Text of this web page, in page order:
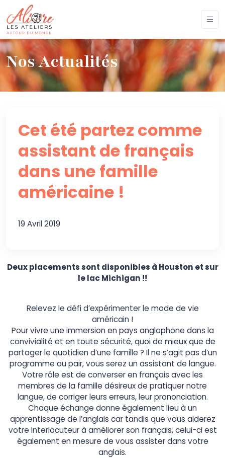
Nos Actualités
Cet été partez comme
assistant de français
dans une famille
américaine !
19 Avril 2019
Deux placements sont disponibles à Houston et sur
le lac Michigan !!
Relevez le défi d’expérimenter le mode de vie
américain !
Pour vivre une immersion en pays anglophone dans la
convivialité et en toute sécurité, quoi de mieux que de
partager le quotidien d’une famille ? Il ne s’agit pas d’un
programme au pair, vous serez un assistant de langue.
Votre rôle est de converser en français avec les
membres de la famille désireux de pratiquer notre
langue, de corriger leurs erreurs, leur prononciation.
Chaque échange donne également lieu à un
apprentissage de l’anglais car tandis que vous aiderez
votre interlocuteur à améliorer son français, celui-ci est
également en mesure de vous assister dans votre
anglais.